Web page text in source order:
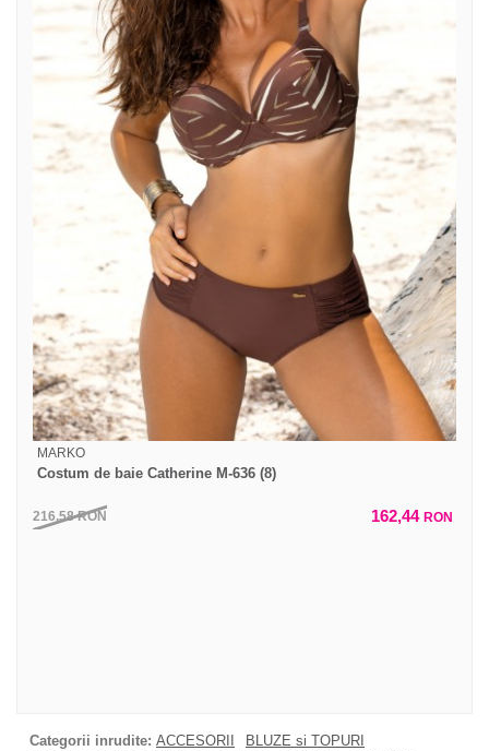
MARKO
Costum de baie Catherine M-636 (8)
216,58RON 162,44 RON
Categorii inrudite: ACCESORII
BLUZE si TOPURI